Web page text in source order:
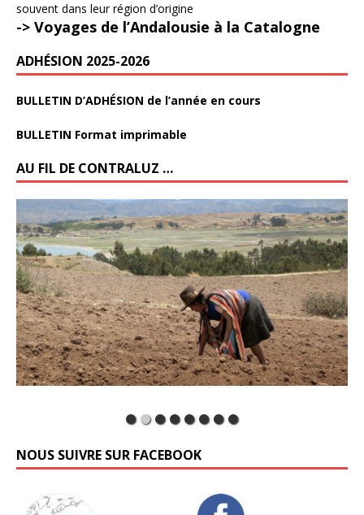
souvent dans leur région d’origine
-> Voyages de l’Andalousie à la Catalogne
ADHÉSION 2025-2026
BULLETIN D’ADHÉSION de l’année en cours
BULLETIN Format imprimable
AU FIL DE CONTRALUZ …
NOUS SUIVRE SUR FACEBOOK